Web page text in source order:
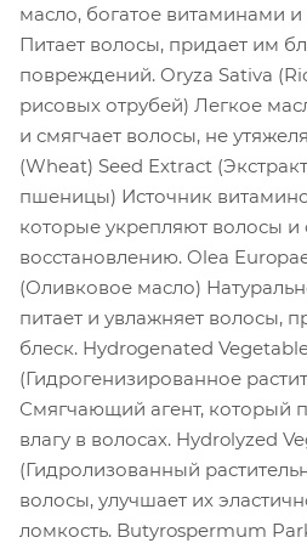
масло, богатое витаминами
Питает волосы, придает им
повреждений. Oryza Sativa
рисовых отрубей) Легкое
и смягчает волосы, не
(Wheat) Seed Extract
пшеницы) Источник
которые укрепляют волосы и
восстановлению. Olea
(Оливковое масло)
питает и увлажняет волосы,
блеск. Hydrogenated
(Гидрогенизированное
Смягчающий агент, который
влагу в волосах. Hydrolyzed
(Гидролизованный
волосы, улучшает их
ломкость. Butyrospermum